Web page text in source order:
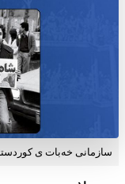
سازمانی خەبات ی